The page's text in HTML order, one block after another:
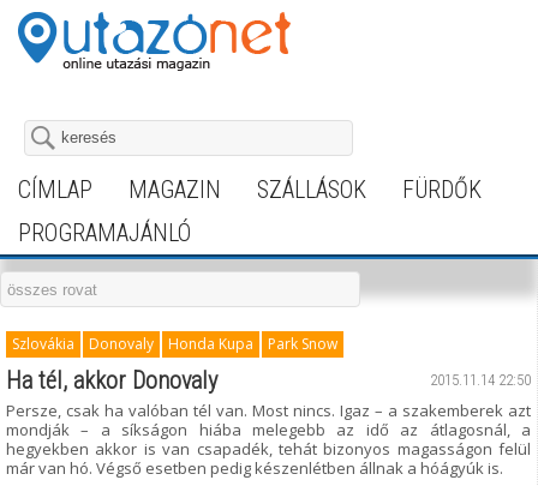
CÍMLAP MAGAZIN SZÁLLÁSOK
FÜRDŐK
PROGRAMAJÁNLÓ
Szlovákia Donovaly Honda Kupa Park Snow
2015.11.14 22:50
Ha tél, akkor Donovaly
Persze, csak ha valóban tél van. Most nincs. Igaz – a szakemberek azt
mondják – a síkságon hiába melegebb az idő az átlagosnál, a
hegyekben akkor is van csapadék, tehát bizonyos magasságon felül
már van hó. Végső esetben pedig készenlétben állnak a hóágyúk is.